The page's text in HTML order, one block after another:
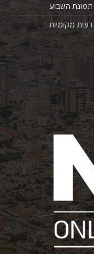
תמונת השבוע
דעות מקומיות